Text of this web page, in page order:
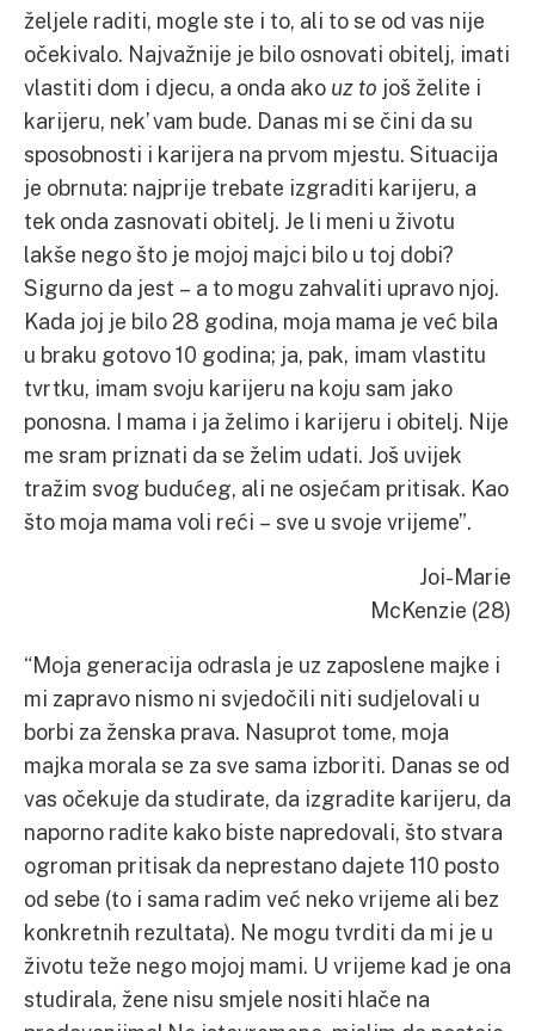
željele raditi, mogle ste i to, ali to se od vas nije
očekivalo. Najvažnije je bilo osnovati obitelj, imati
vlastiti dom i djecu, a onda ako uz to još želite i
karijeru, nek’ vam bude. Danas mi se čini da su
sposobnosti i karijera na prvom mjestu. Situacija
je obrnuta: najprije trebate izgraditi karijeru, a
tek onda zasnovati obitelj. Je li meni u životu
lakše nego što je mojoj majci bilo u toj dobi?
Sigurno da jest – a to mogu zahvaliti upravo njoj.
Kada joj je bilo 28 godina, moja mama je već bila
u braku gotovo 10 godina; ja, pak, imam vlastitu
tvrtku, imam svoju karijeru na koju sam jako
ponosna. I mama i ja želimo i karijeru i obitelj. Nije
me sram priznati da se želim udati. Još uvijek
tražim svog budućeg, ali ne osjećam pritisak. Kao
što moja mama voli reći – sve u svoje vrijeme”.
Joi-Marie
McKenzie (28)
“Moja generacija odrasla je uz zaposlene majke i
mi zapravo nismo ni svjedočili niti sudjelovali u
borbi za ženska prava. Nasuprot tome, moja
majka morala se za sve sama izboriti. Danas se od
vas očekuje da studirate, da izgradite karijeru, da
naporno radite kako biste napredovali, što stvara
ogroman pritisak da neprestano dajete 110 posto
od sebe (to i sama radim već neko vrijeme ali bez
konkretnih rezultata). Ne mogu tvrditi da mi je u
životu teže nego mojoj mami. U vrijeme kad je ona
studirala, žene nisu smjele nositi hlače na